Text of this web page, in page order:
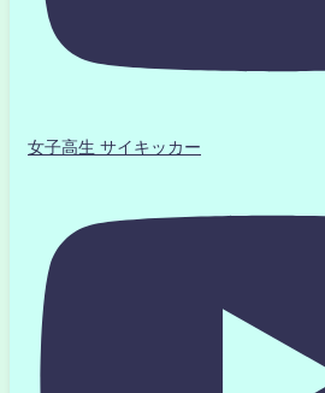
女子高生 サイキッカー